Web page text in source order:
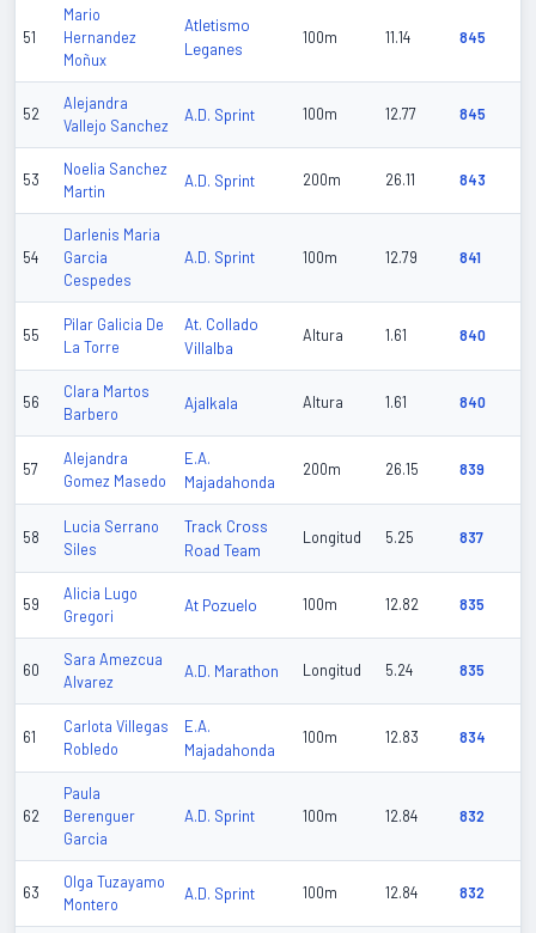
51
Mario
Hernandez
Moñux
Atletismo
Leganes
100m 11.14 845
52
Alejandra
Vallejo Sanchez
A.D. Sprint 100m 12.77 845
53
Noelia Sanchez
Martin
A.D. Sprint 200m 26.11 843
54
Darlenis Maria
Garcia
Cespedes
A.D. Sprint 100m 12.79 841
55
Pilar Galicia De
La Torre
At. Collado
Villalba
Altura 1.61 840
56
Clara Martos
Barbero
Ajalkala Altura 1.61 840
57
Alejandra
Gomez Masedo
E.A.
Majadahonda
200m 26.15 839
58
Lucia Serrano
Siles
Track Cross
Road Team
Longitud 5.25 837
59
Alicia Lugo
Gregori
At Pozuelo 100m 12.82 835
60
Sara Amezcua
Alvarez
A.D. Marathon Longitud 5.24 835
61
Carlota Villegas
Robledo
E.A.
Majadahonda
100m 12.83 834
62
Paula
Berenguer
Garcia
A.D. Sprint 100m 12.84 832
63
Olga Tuzayamo
Montero
A.D. Sprint 100m 12.84 832